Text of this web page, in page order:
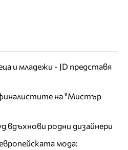
и младежи - JD представя
на "Мистър
вдъхнови родни дизайнери
мода: